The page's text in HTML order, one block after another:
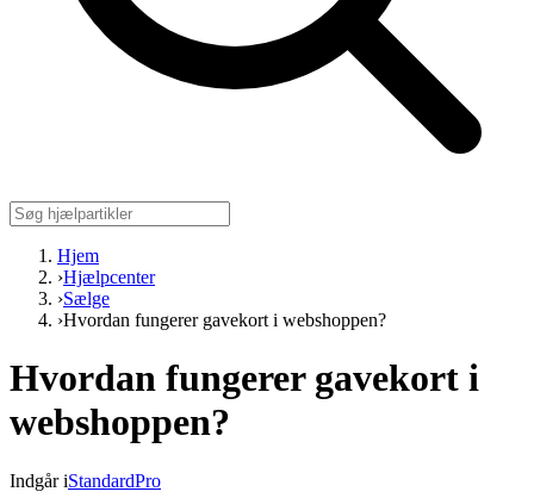
Hjem
›Hjælpcenter
›Sælge
›Hvordan fungerer gavekort i webshoppen?
Hvordan fungerer gavekort i
webshoppen?
Indgår iStandardPro